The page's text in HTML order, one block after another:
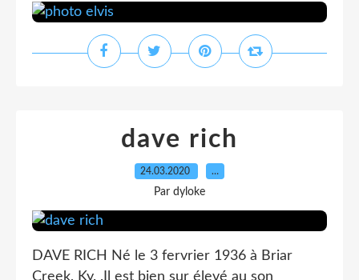
dave rich
24.03.2020 …
Par dyloke
DAVE RICH Né le 3 fervrier 1936 à Briar
Creek, Ky. .Il est bien sur élevé au son